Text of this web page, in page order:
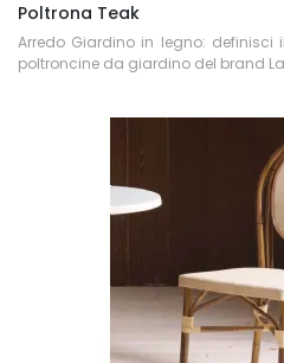
Poltrona Teak
Arredo Giardino in legno:
poltroncine da giardino del brand